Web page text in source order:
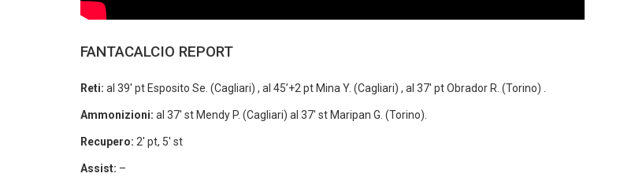
FANTACALCIO REPORT
Reti: al 39′ pt Esposito Se. (Cagliari) , al 45’+2 pt Mina Y. (Cagliari) , al 37′ pt Obrador R. (Torino) .
Ammonizioni: al 37′ st Mendy P. (Cagliari) al 37′ st Maripan G. (Torino).
Recupero: 2′ pt, 5′ st
Assist: –